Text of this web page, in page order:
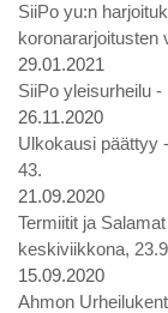
SiiPo yu:n
koronararjoitusten
29.01.2021
SiiPo yleisurheilu
26.11.2020
Ulkokausi päättyy
43.
21.09.2020
Termiitit ja
keskiviikkona,
15.09.2020
Ahmon